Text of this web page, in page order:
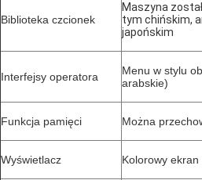
Biblioteka czcionek
Maszyna
tym chińskim,
japońskim
Interfejsy operatora
Menu w stylu
arabskie)
Funkcja pamięci Można
Wyświetlacz Kolorowy ekran